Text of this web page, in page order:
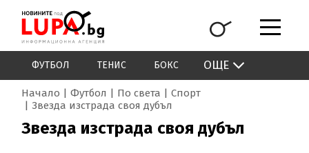
ФУТБОЛ ТЕНИС БОКС ОЩЕ
Начало Футбол По света
Спорт
Звезда изстрада своя дубъл
Звезда изстрада своя дубъл